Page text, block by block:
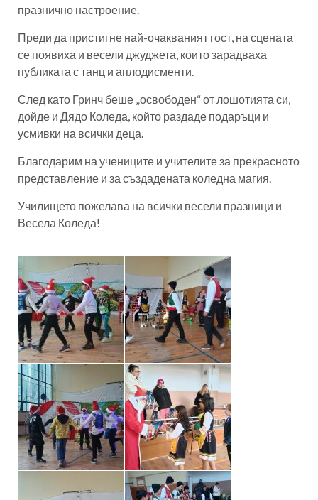
празнично настроение.
Преди да пристигне най-очакваният гост, на сцената
се появиха и весели джуджета, които зарадваха
публиката с танц и аплодисменти.
След като Гринч беше „освободен“ от лошотията си,
дойде и Дядо Коледа, който раздаде подаръци и
усмивки на всички деца.
Благодарим на учениците и учителите за прекрасното
представление и за създадената коледна магия.
Училището пожелава на всички весели празници и
Весела Коледа!